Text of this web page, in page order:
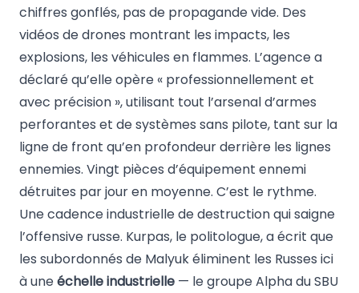
chiffres gonflés, pas de propagande vide. Des
vidéos de drones montrant les impacts, les
explosions, les véhicules en flammes. L’agence a
déclaré qu’elle opère « professionnellement et
avec précision », utilisant tout l’arsenal d’armes
perforantes et de systèmes sans pilote, tant sur la
ligne de front qu’en profondeur derrière les lignes
ennemies. Vingt pièces d’équipement ennemi
détruites par jour en moyenne. C’est le rythme.
Une cadence industrielle de destruction qui saigne
l’offensive russe. Kurpas, le politologue, a écrit que
les subordonnés de Malyuk éliminent les Russes ici
à uneéchelle industrielle — le groupe Alpha du SBU